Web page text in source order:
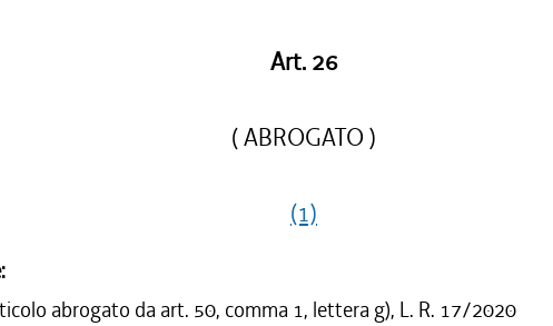
Art. 26
( ABROGATO )
(1)
abrogato da art. 50, comma 1, lettera g), L. R. 17/2020